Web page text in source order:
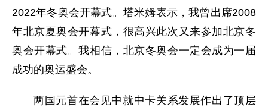
2022年冬奥会开幕式。塔米姆表示，我曾出席2008
年北京夏奥会开幕式，很高兴此次又来参加北京冬
奥会开幕式。我相信，北京冬奥会一定会成为一届
成功的奥运盛会。
两国元首在会见中就中卡关系发展作出了顶层